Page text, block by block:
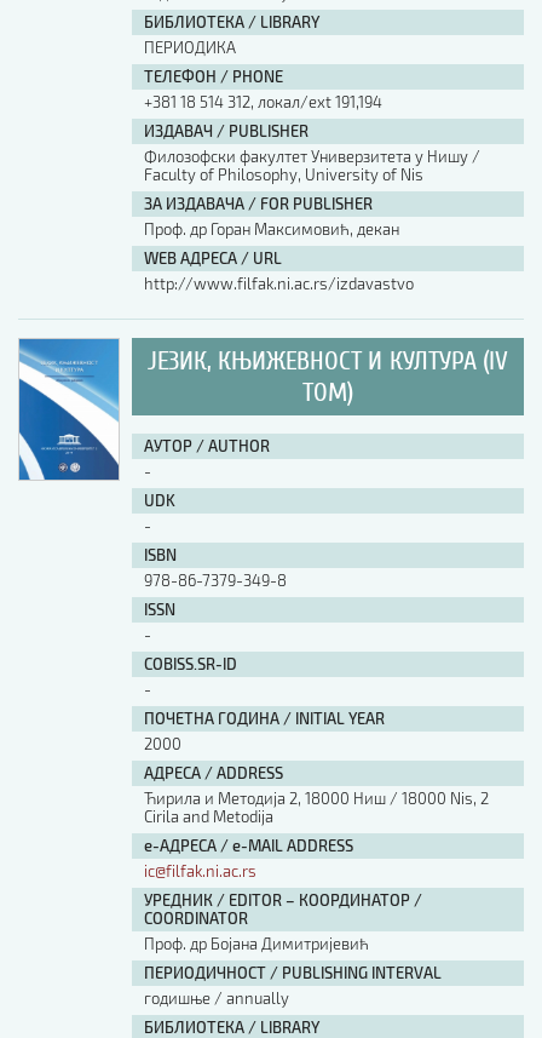
БИБЛИОТЕКА / LIBRARY
ПЕРИОДИКА
ТЕЛЕФОН / PHONE
+381 18 514 312, локал/ext 191,194
ИЗДАВАЧ / PUBLISHER
Филозофски факултет Универзитета у Нишу /
Faculty of Philosophy, University of Nis
ЗА ИЗДАВАЧА / FOR PUBLISHER
Проф. др Горан Максимовић, декан
WEB АДРЕСА / URL
http://www.filfak.ni.ac.rs/izdavastvo
ЈЕЗИК, КЊИЖЕВНОСТ И КУЛТУРА (IV
ТОМ)
АУТОР / AUTHOR
-
UDK
-
ISBN
978-86-7379-349-8
ISSN
-
COBISS.SR-ID
-
ПОЧЕТНА ГОДИНА / INITIAL YEAR
2000
АДРЕСА / ADDRESS
Ћирила и Методија 2, 18000 Ниш / 18000 Nis, 2
Cirila and Metodija
е-АДРЕСА / e-MAIL ADDRESS
ic@filfak.ni.ac.rs
УРЕДНИК / EDITOR – КООРДИНАТОР /
COORDINATOR
Проф. др Бојана Димитријевић
ПЕРИОДИЧНОСТ / PUBLISHING INTERVAL
годишње / annually
БИБЛИОТЕКА / LIBRARY